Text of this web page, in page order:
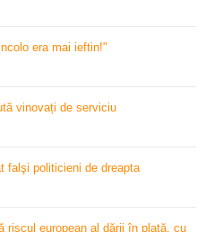
era mai ieftin!"
vinovați de serviciu
falşi politicieni de dreapta
riscul european al dării în plată, cu